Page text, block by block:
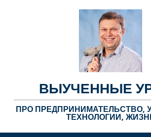
ВЫУЧЕННЫЕ
ПРО ПРЕДПРИНИМАТЕЛЬСТВО,
ТЕХНОЛОГИИ,